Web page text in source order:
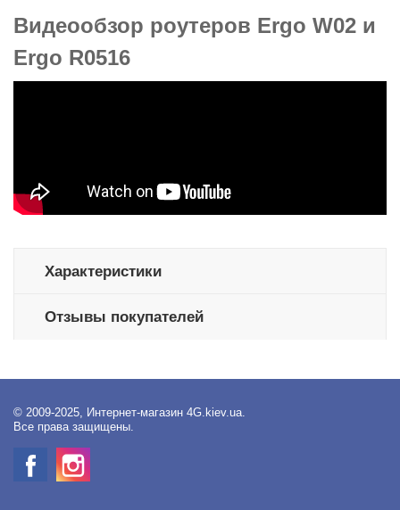
Видеообзор роутеров Ergo W02 и
Ergo R0516
Характеристики
Отзывы покупателей
© 2009-2025, Интернет-магазин 4G.kiev.ua.
Все права защищены.